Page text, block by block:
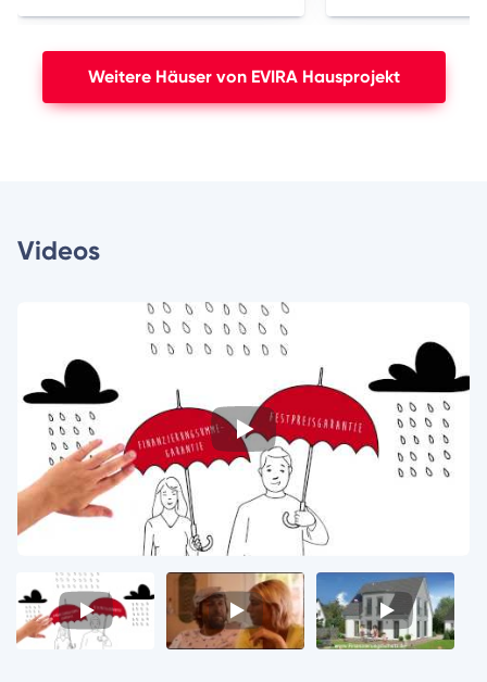
Weitere Häuser von EVIRA Hausprojekt
Videos
Video
1
Video
2
Video
3